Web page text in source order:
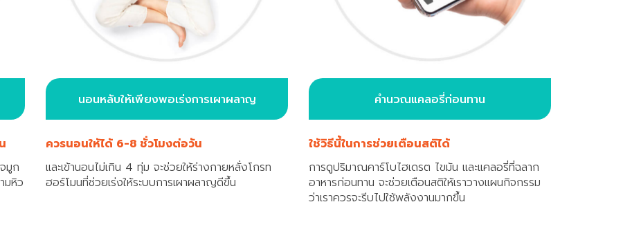
มูก
มหิว
นอนหลับให้เพียงพอเร่งการเผาผลาญ
ควรนอนให้ได้ 6-8 ชั่วโมงต่อวัน
และเข้านอนไม่เกิน 4 ทุ่ม จะช่วยให้ร่างกายหลั่งโกรท
ฮอร์โมนที่ช่วยเร่งให้ระบบการเผาผลาญดีขึ้น
คำนวณแคลอรี่ก่อนทาน
ใช้วิธีนี้ในการช่วยเตือนสติได้
การดูปริมาณคาร์โบไฮเดรต ไขมัน และแคลอรี่ที่ฉลาก
อาหารก่อนทาน จะช่วยเตือนสติให้เราวางแผนกิจกรรม
ว่าเราควรจะรีบไปใช้พลังงานมากขึ้น